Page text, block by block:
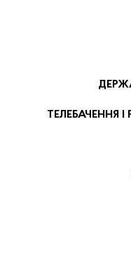
ТЕЛЕБАЧЕННЯ